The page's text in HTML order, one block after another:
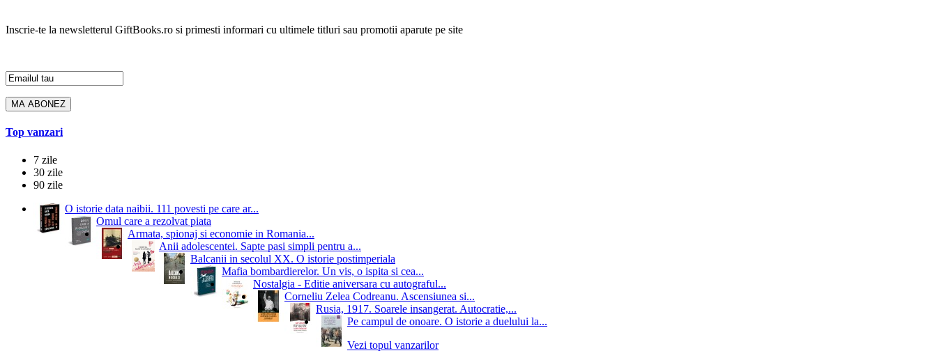
Inscrie-te la newsletterul GiftBooks.ro si primesti informari cu ultimele titluri sau promotii aparute pe site
Top vanzari
7 zile
30 zile
90 zile
O istorie data naibii. 111 povesti pe care ar...
Omul care a rezolvat piata
Armata, spionaj si economie in Romania...
Anii adolescentei. Sapte pasi simpli pentru a...
Balcanii in secolul XX. O istorie postimperiala
Mafia bombardierelor. Un vis, o ispita si cea...
Nostalgia - Editie aniversara cu autograful...
Corneliu Zelea Codreanu. Ascensiunea si...
Rusia, 1917. Soarele insangerat. Autocratie,...
Pe campul de onoare. O istorie a duelului la...
Vezi topul vanzarilor